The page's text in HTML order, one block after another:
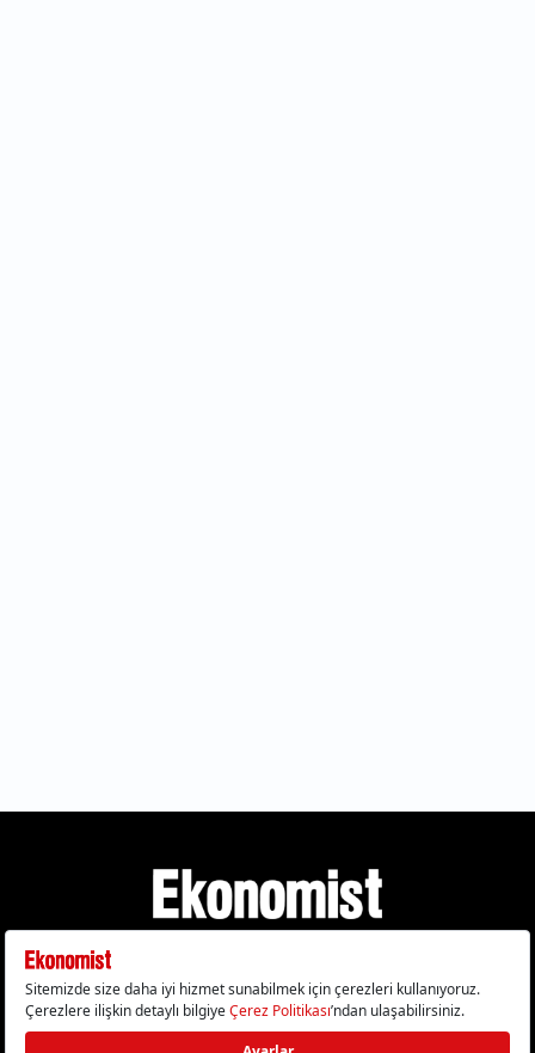
Gizlilik Politikası Çerez Politikası Çerezleri Sıfırla
KVKK Metni Künye İletişim